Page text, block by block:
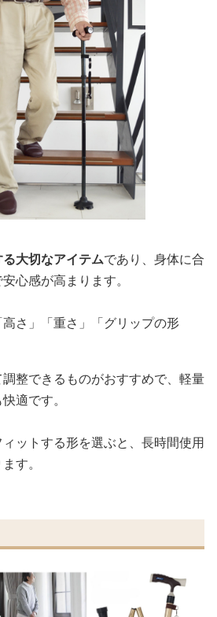
大切なアイテムであり、身体に合
心感が高まります。
さ」「重さ」「グリップの形
整できるものがおすすめで、軽量
適です。
ットする形を選ぶと、長時間使用
す。